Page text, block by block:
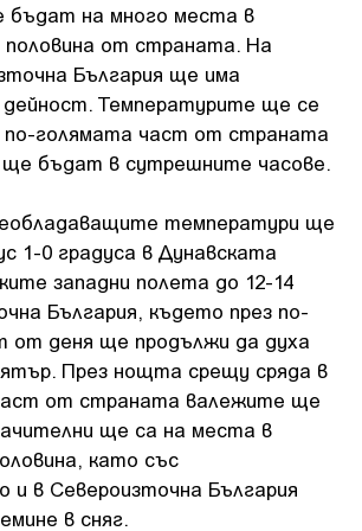
бъдат на много места в
от страната. На
България ще има
Температурите ще се
по-голямата част от страната
бъдат в сутрешните часове.
температури ще
1-0 градуса в Дунавската
западни полета до 12-14
България, където през по-
от деня ще продължи да духа
През нощта срещу сряда в
от страната валежите ще
ще са на места в
като със
и в Североизточна България
в сняг.